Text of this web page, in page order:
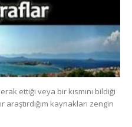
ettiği veya bir kısmını bildiği
araştırdığım kaynakları zengin